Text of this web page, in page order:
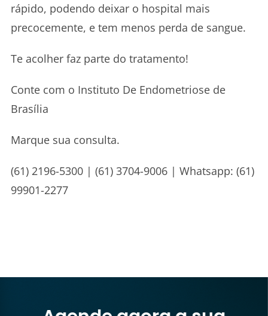
rápido, podendo deixar o hospital mais
precocemente, e tem menos perda de sangue.
Te acolher faz parte do tratamento!
Conte com o Instituto De Endometriose de
Brasília
Marque sua consulta.
(61) 2196-5300 | (61) 3704-9006 | Whatsapp: (61)
99901-2277